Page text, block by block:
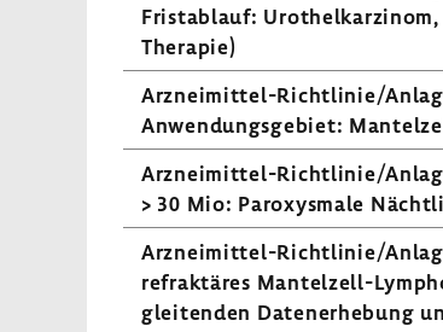
Frist­ab­lauf: Urot­hel­kar­zinom,
Therapie)
Arzneimittel-​Richtlinie/
Anwen­dungs­ge­biet:
Arzneimittel-​Richtlinie/
> 30 Mio: Paroxys­male
Arzneimittel-​Richtlinie/
refrak­täres Mantelzell-​
glei­tenden Daten­er­he­bung